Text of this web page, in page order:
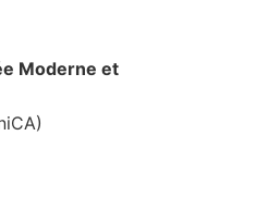
Moderne et